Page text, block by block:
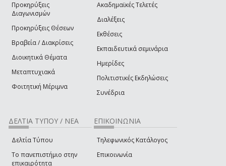
Προκηρύξεις
Διαγωνισμών
Προκηρύξεις Θέσεων
Βραβεία / Διακρίσεις
Διοικητικά Θέματα
Μεταπτυχιακά
Φοιτητική Μέριμνα
Ακαδημαϊκές Τελετές
Διαλέξεις
Εκθέσεις
Εκπαιδευτικά σεμινάρια
Ημερίδες
Πολιτιστικές Εκδηλώσεις
Συνέδρια
ΔΕΛΤΙΑ ΤΥΠΟΥ / ΝΕΑ
Δελτία Τύπου
Το πανεπιστήμιο στην
επικαιρότητα
ΕΠΙΚΟΙΝΩΝΙΑ
Τηλεφωνικός Κατάλογος
Επικοινωνία